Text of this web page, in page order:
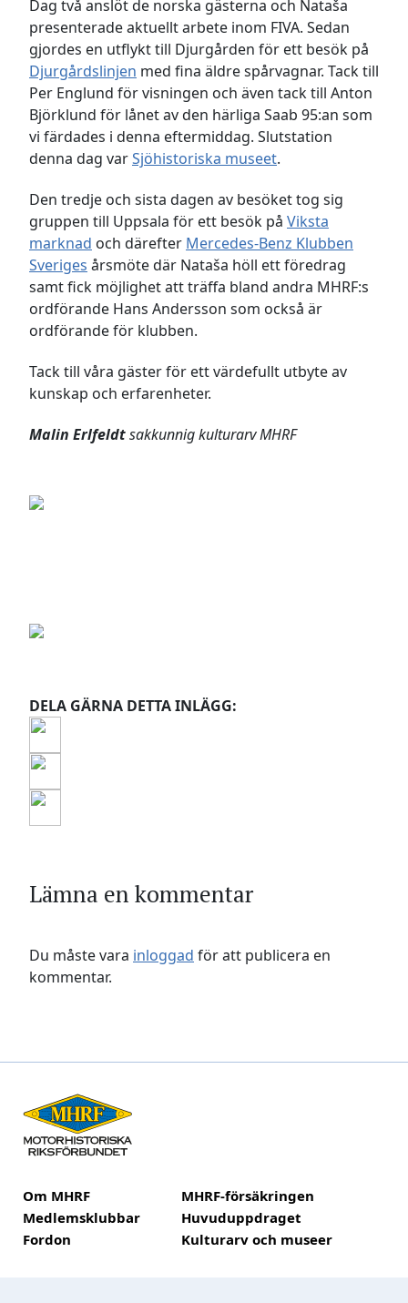
Dag två anslöt de norska gästerna och Nataša
presenterade aktuellt arbete inom FIVA. Sedan
gjordes en utflykt till Djurgården för ett besök på
Djurgårdslinjen med fina äldre spårvagnar. Tack till
Per Englund för visningen och även tack till Anton
Björklund för lånet av den härliga Saab 95:an som
vi färdades i denna eftermiddag. Slutstation
denna dag varSjöhistoriska museet.
Den tredje och sista dagen av besöket tog sig
gruppen till Uppsala för ett besök på Viksta
marknad och därefter Mercedes-Benz Klubben
Sveriges årsmöte där Nataša höll ett föredrag
samt fick möjlighet att träffa bland andra MHRF:s
ordförande Hans Andersson som också är
ordförande för klubben.
Tack till våra gäster för ett värdefullt utbyte av
kunskap och erfarenheter.
Malin Erlfeldtsakkunnig kulturarv MHRF
DELA GÄRNA DETTA INLÄGG:
Lämna en kommentar
Du måste vara inloggad för att publicera en
kommentar.
Om MHRF
MHRF-försäkringen
Medlemsklubbar
Huvuduppdraget
Fordon
Kulturarv och museer